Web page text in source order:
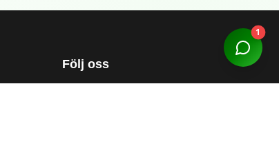
Följ oss
1